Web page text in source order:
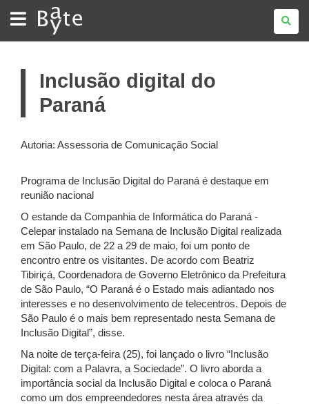
BATE
BYTE
Inclusão digital do
Paraná
Autoria: Assessoria de Comunicação Social
Programa de Inclusão Digital do Paraná é destaque em
reunião nacional
O estande da Companhia de Informática do Paraná -
Celepar instalado na Semana de Inclusão Digital realizada
em São Paulo, de 22 a 29 de maio, foi um ponto de
encontro entre os visitantes. De acordo com Beatriz
Tibiriçá, Coordenadora de Governo Eletrônico da Prefeitura
de São Paulo, “O Paraná é o Estado mais adiantado nos
interesses e no desenvolvimento de telecentros. Depois de
São Paulo é o mais bem representado nesta Semana de
Inclusão Digital”, disse.
Na noite de terça-feira (25), foi lançado o livro “Inclusão
Digital: com a Palavra, a Sociedade”. O livro aborda a
importância social da Inclusão Digital e coloca o Paraná
como um dos empreendedores nesta área através da